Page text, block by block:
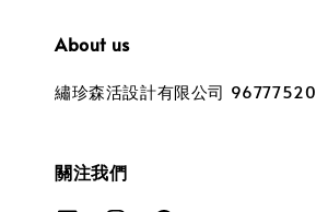
About us
繡珍森活設計有限公司 96777520
關注我們